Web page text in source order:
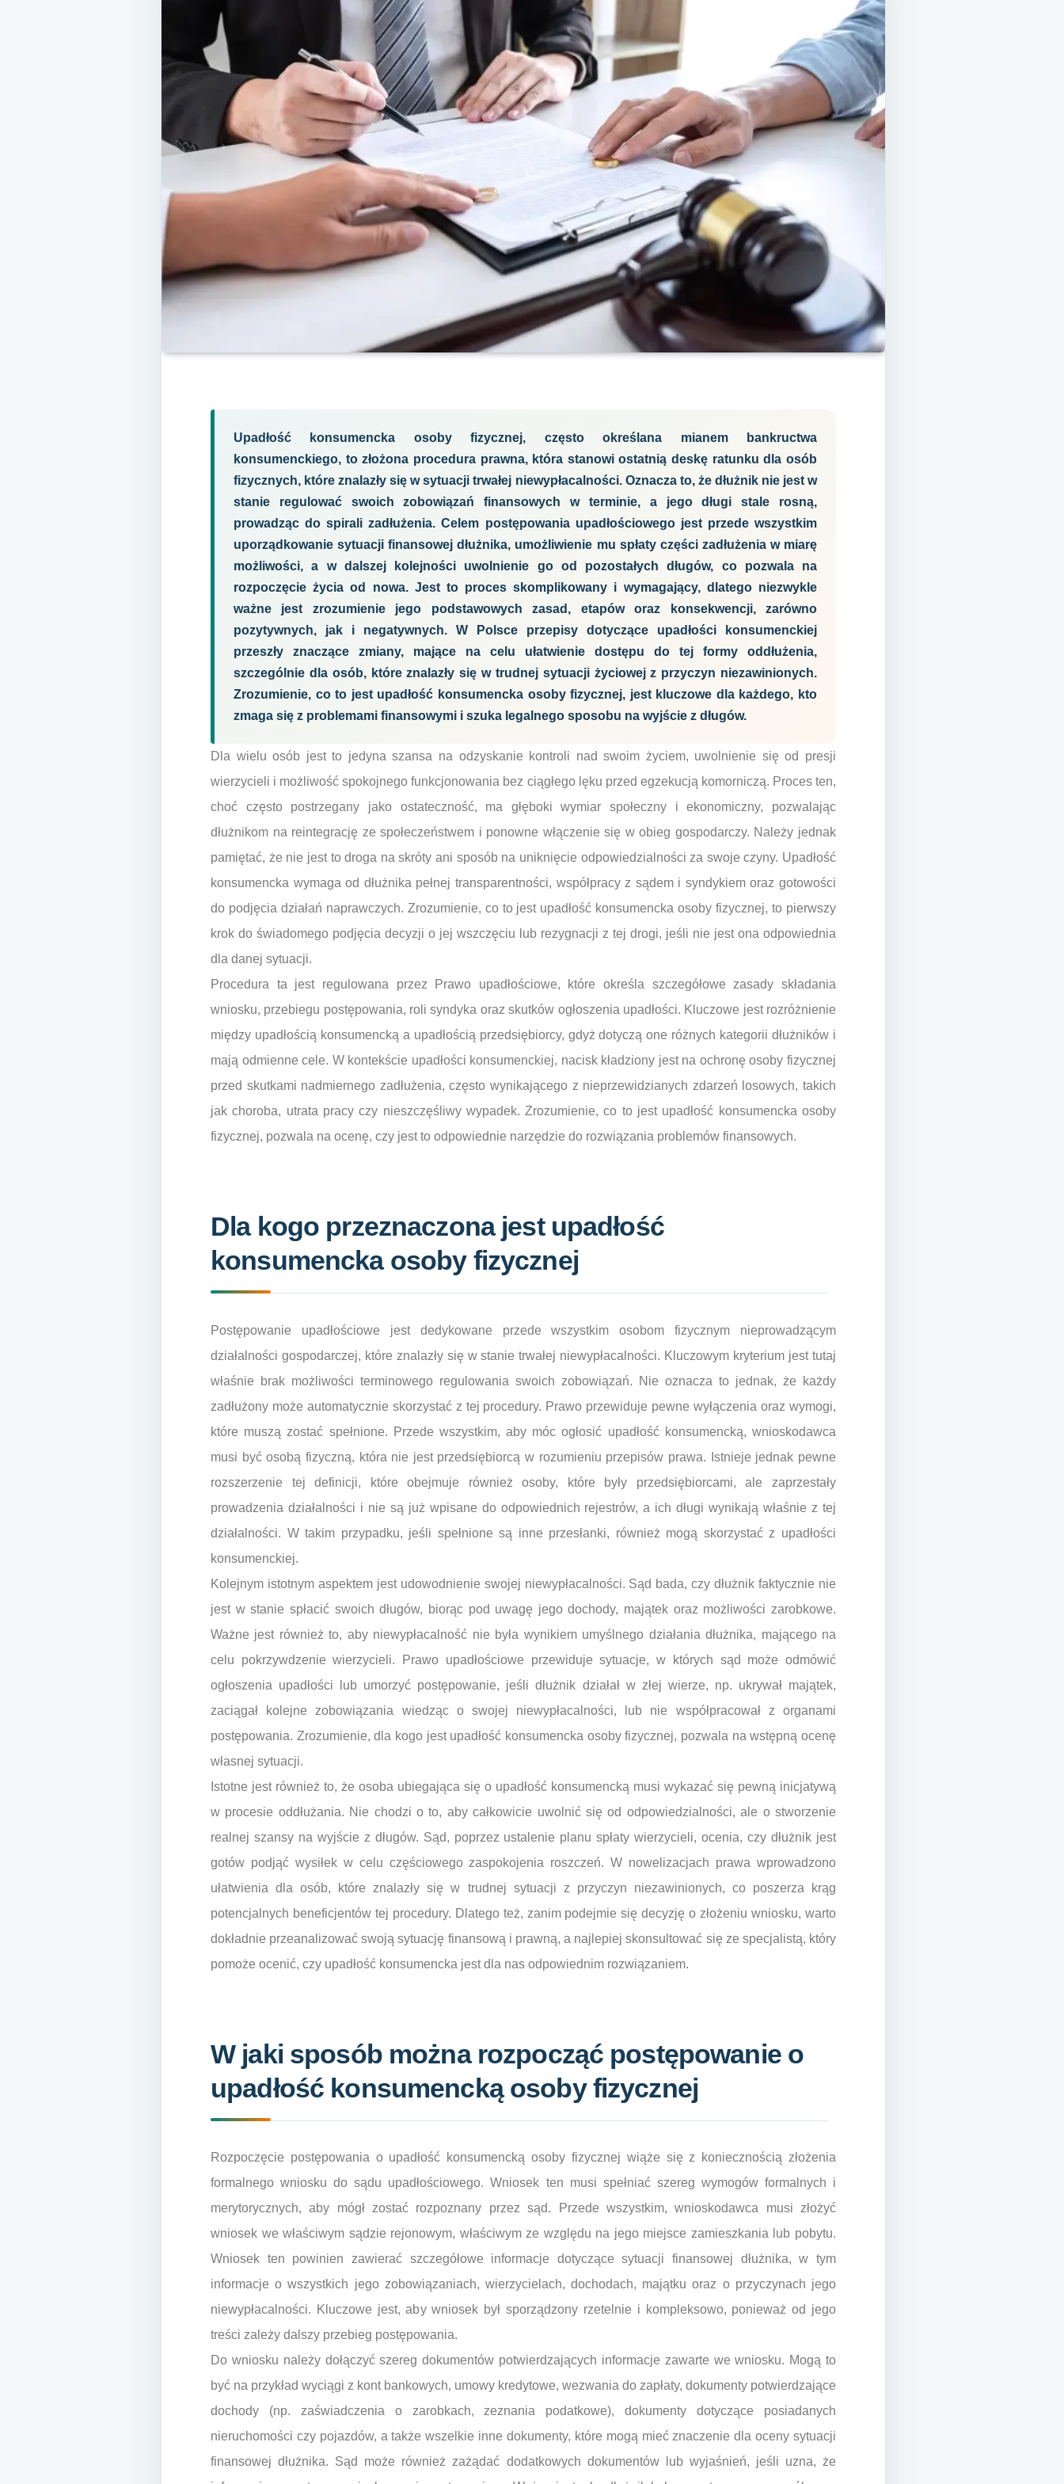
Upadłość konsumencka osoby fizycznej, często określana mianem bankructwa
konsumenckiego, to złożona procedura prawna, która stanowi ostatnią deskę ratunku dla osób
fizycznych, które znalazły się w sytuacji trwałej niewypłacalności. Oznacza to, że dłużnik nie jest w
stanie regulować swoich zobowiązań finansowych w terminie, a jego długi stale rosną,
prowadząc do spirali zadłużenia. Celem postępowania upadłościowego jest przede wszystkim
uporządkowanie sytuacji finansowej dłużnika, umożliwienie mu spłaty części zadłużenia w miarę
możliwości, a w dalszej kolejności uwolnienie go od pozostałych długów, co pozwala na
rozpoczęcie życia od nowa. Jest to proces skomplikowany i wymagający, dlatego niezwykle
ważne jest zrozumienie jego podstawowych zasad, etapów oraz konsekwencji, zarówno
pozytywnych, jak i negatywnych. W Polsce przepisy dotyczące upadłości konsumenckiej
przeszły znaczące zmiany, mające na celu ułatwienie dostępu do tej formy oddłużenia,
szczególnie dla osób, które znalazły się w trudnej sytuacji życiowej z przyczyn niezawinionych.
Zrozumienie, co to jest upadłość konsumencka osoby fizycznej, jest kluczowe dla każdego, kto
zmaga się z problemami finansowymi i szuka legalnego sposobu na wyjście z długów.
Dla wielu osób jest to jedyna szansa na odzyskanie kontroli nad swoim życiem, uwolnienie się od presji
wierzycieli i możliwość spokojnego funkcjonowania bez ciągłego lęku przed egzekucją komorniczą. Proces ten,
choć często postrzegany jako ostateczność, ma głęboki wymiar społeczny i ekonomiczny, pozwalając
dłużnikom na reintegrację ze społeczeństwem i ponowne włączenie się w obieg gospodarczy. Należy jednak
pamiętać, że nie jest to droga na skróty ani sposób na uniknięcie odpowiedzialności za swoje czyny. Upadłość
konsumencka wymaga od dłużnika pełnej transparentności, współpracy z sądem i syndykiem oraz gotowości
do podjęcia działań naprawczych. Zrozumienie, co to jest upadłość konsumencka osoby fizycznej, to pierwszy
krok do świadomego podjęcia decyzji o jej wszczęciu lub rezygnacji z tej drogi, jeśli nie jest ona odpowiednia
dla danej sytuacji.
Procedura ta jest regulowana przez Prawo upadłościowe, które określa szczegółowe zasady składania
wniosku, przebiegu postępowania, roli syndyka oraz skutków ogłoszenia upadłości. Kluczowe jest rozróżnienie
między upadłością konsumencką a upadłością przedsiębiorcy, gdyż dotyczą one różnych kategorii dłużników i
mają odmienne cele. W kontekście upadłości konsumenckiej, nacisk kładziony jest na ochronę osoby fizycznej
przed skutkami nadmiernego zadłużenia, często wynikającego z nieprzewidzianych zdarzeń losowych, takich
jak choroba, utrata pracy czy nieszczęśliwy wypadek. Zrozumienie, co to jest upadłość konsumencka osoby
fizycznej, pozwala na ocenę, czy jest to odpowiednie narzędzie do rozwiązania problemów finansowych.
Dla kogo przeznaczona jest upadłość
konsumencka osoby fizycznej
Postępowanie upadłościowe jest dedykowane przede wszystkim osobom fizycznym nieprowadzącym
działalności gospodarczej, które znalazły się w stanie trwałej niewypłacalności. Kluczowym kryterium jest tutaj
właśnie brak możliwości terminowego regulowania swoich zobowiązań. Nie oznacza to jednak, że każdy
zadłużony może automatycznie skorzystać z tej procedury. Prawo przewiduje pewne wyłączenia oraz wymogi,
które muszą zostać spełnione. Przede wszystkim, aby móc ogłosić upadłość konsumencką, wnioskodawca
musi być osobą fizyczną, która nie jest przedsiębiorcą w rozumieniu przepisów prawa. Istnieje jednak pewne
rozszerzenie tej definicji, które obejmuje również osoby, które były przedsiębiorcami, ale zaprzestały
prowadzenia działalności i nie są już wpisane do odpowiednich rejestrów, a ich długi wynikają właśnie z tej
działalności. W takim przypadku, jeśli spełnione są inne przesłanki, również mogą skorzystać z upadłości
konsumenckiej.
Kolejnym istotnym aspektem jest udowodnienie swojej niewypłacalności. Sąd bada, czy dłużnik faktycznie nie
jest w stanie spłacić swoich długów, biorąc pod uwagę jego dochody, majątek oraz możliwości zarobkowe.
Ważne jest również to, aby niewypłacalność nie była wynikiem umyślnego działania dłużnika, mającego na
celu pokrzywdzenie wierzycieli. Prawo upadłościowe przewiduje sytuacje, w których sąd może odmówić
ogłoszenia upadłości lub umorzyć postępowanie, jeśli dłużnik działał w złej wierze, np. ukrywał majątek,
zaciągał kolejne zobowiązania wiedząc o swojej niewypłacalności, lub nie współpracował z organami
postępowania. Zrozumienie, dla kogo jest upadłość konsumencka osoby fizycznej, pozwala na wstępną ocenę
własnej sytuacji.
Istotne jest również to, że osoba ubiegająca się o upadłość konsumencką musi wykazać się pewną inicjatywą
w procesie oddłużania. Nie chodzi o to, aby całkowicie uwolnić się od odpowiedzialności, ale o stworzenie
realnej szansy na wyjście z długów. Sąd, poprzez ustalenie planu spłaty wierzycieli, ocenia, czy dłużnik jest
gotów podjąć wysiłek w celu częściowego zaspokojenia roszczeń. W nowelizacjach prawa wprowadzono
ułatwienia dla osób, które znalazły się w trudnej sytuacji z przyczyn niezawinionych, co poszerza krąg
potencjalnych beneficjentów tej procedury. Dlatego też, zanim podejmie się decyzję o złożeniu wniosku, warto
dokładnie przeanalizować swoją sytuację finansową i prawną, a najlepiej skonsultować się ze specjalistą, który
pomoże ocenić, czy upadłość konsumencka jest dla nas odpowiednim rozwiązaniem.
W jaki sposób można rozpocząć postępowanie o
upadłość konsumencką osoby fizycznej
Rozpoczęcie postępowania o upadłość konsumencką osoby fizycznej wiąże się z koniecznością złożenia
formalnego wniosku do sądu upadłościowego. Wniosek ten musi spełniać szereg wymogów formalnych i
merytorycznych, aby mógł zostać rozpoznany przez sąd. Przede wszystkim, wnioskodawca musi złożyć
wniosek we właściwym sądzie rejonowym, właściwym ze względu na jego miejsce zamieszkania lub pobytu.
Wniosek ten powinien zawierać szczegółowe informacje dotyczące sytuacji finansowej dłużnika, w tym
informacje o wszystkich jego zobowiązaniach, wierzycielach, dochodach, majątku oraz o przyczynach jego
niewypłacalności. Kluczowe jest, aby wniosek był sporządzony rzetelnie i kompleksowo, ponieważ od jego
treści zależy dalszy przebieg postępowania.
Do wniosku należy dołączyć szereg dokumentów potwierdzających informacje zawarte we wniosku. Mogą to
być na przykład wyciągi z kont bankowych, umowy kredytowe, wezwania do zapłaty, dokumenty potwierdzające
dochody (np. zaświadczenia o zarobkach, zeznania podatkowe), dokumenty dotyczące posiadanych
nieruchomości czy pojazdów, a także wszelkie inne dokumenty, które mogą mieć znaczenie dla oceny sytuacji
finansowej dłużnika. Sąd może również zażądać dodatkowych dokumentów lub wyjaśnień, jeśli uzna, że